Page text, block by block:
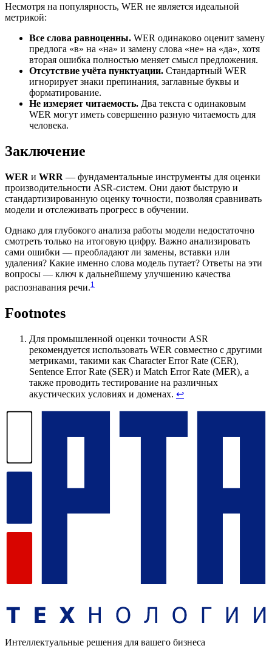
Несмотря на популярность, WER не является идеальной
метрикой:
Все слова равноценны. WER одинаково оценит замену
предлога «в» на «на» и замену слова «не» на «да», хотя
вторая ошибка полностью меняет смысл предложения.
Отсутствие учёта пунктуации. Стандартный WER
игнорирует знаки препинания, заглавные буквы и
форматирование.
Не измеряет читаемость. Два текста с одинаковым
WER могут иметь совершенно разную читаемость для
человека.
Заключение
WER и WRR — фундаментальные инструменты для оценки
производительности ASR-систем. Они дают быструю и
стандартизированную оценку точности, позволяя сравнивать
модели и отслеживать прогресс в обучении.
Однако для глубокого анализа работы модели недостаточно
смотреть только на итоговую цифру. Важно анализировать
сами ошибки — преобладают ли замены, вставки или
удаления? Какие именно слова модель путает? Ответы на эти
вопросы — ключ к дальнейшему улучшению качества
распознавания речи.1
Footnotes
Для промышленной оценки точности ASR
рекомендуется использовать WER совместно с другими
метриками, такими как Character Error Rate (CER),
Sentence Error Rate (SER) и Match Error Rate (MER), а
также проводить тестирование на различных
акустических условиях и доменах. ↩
Интеллектуальные решения для вашего бизнеса